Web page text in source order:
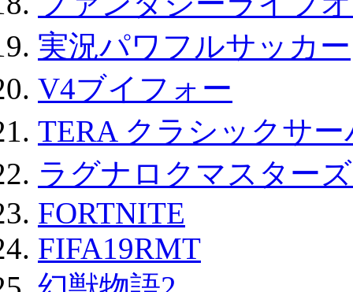
実況パワフルサッカー
V4ブイフォー
TERA クラシックサ
ラグナロクマスター
FORTNITE
FIFA19RMT